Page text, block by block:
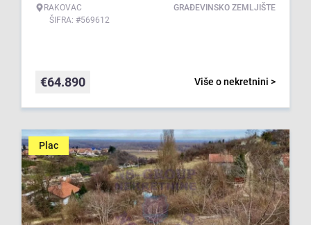
RAKOVAC
ŠIFRA: #569612
GRAĐEVINSKO ZEMLJIŠTE
Više o nekretnini >
€64.890
Plac